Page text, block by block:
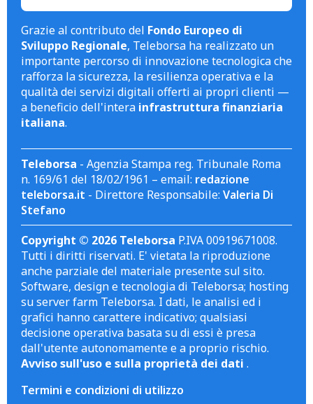
Grazie al contributo del Fondo Europeo di
Sviluppo Regionale, Teleborsa ha realizzato un
importante percorso di innovazione tecnologica che
rafforza la sicurezza, la resilienza operativa e la
qualità dei servizi digitali offerti ai propri clienti —
a beneficio dell'intera infrastruttura finanziaria
italiana.
Teleborsa - Agenzia Stampa reg. Tribunale Roma
n. 169/61 del 18/02/1961 – email: redazione
teleborsa.it - Direttore Responsabile: Valeria Di
Stefano
Copyright © 2026 Teleborsa P.IVA 00919671008.
Tutti i diritti riservati. E' vietata la riproduzione
anche parziale del materiale presente sul sito.
Software, design e tecnologia di Teleborsa; hosting
su server farm Teleborsa. I dati, le analisi ed i
grafici hanno carattere indicativo; qualsiasi
decisione operativa basata su di essi è presa
dall'utente autonomamente e a proprio rischio.
Avviso sull'uso e sulla proprietà dei dati .
Termini e condizioni di utilizzo